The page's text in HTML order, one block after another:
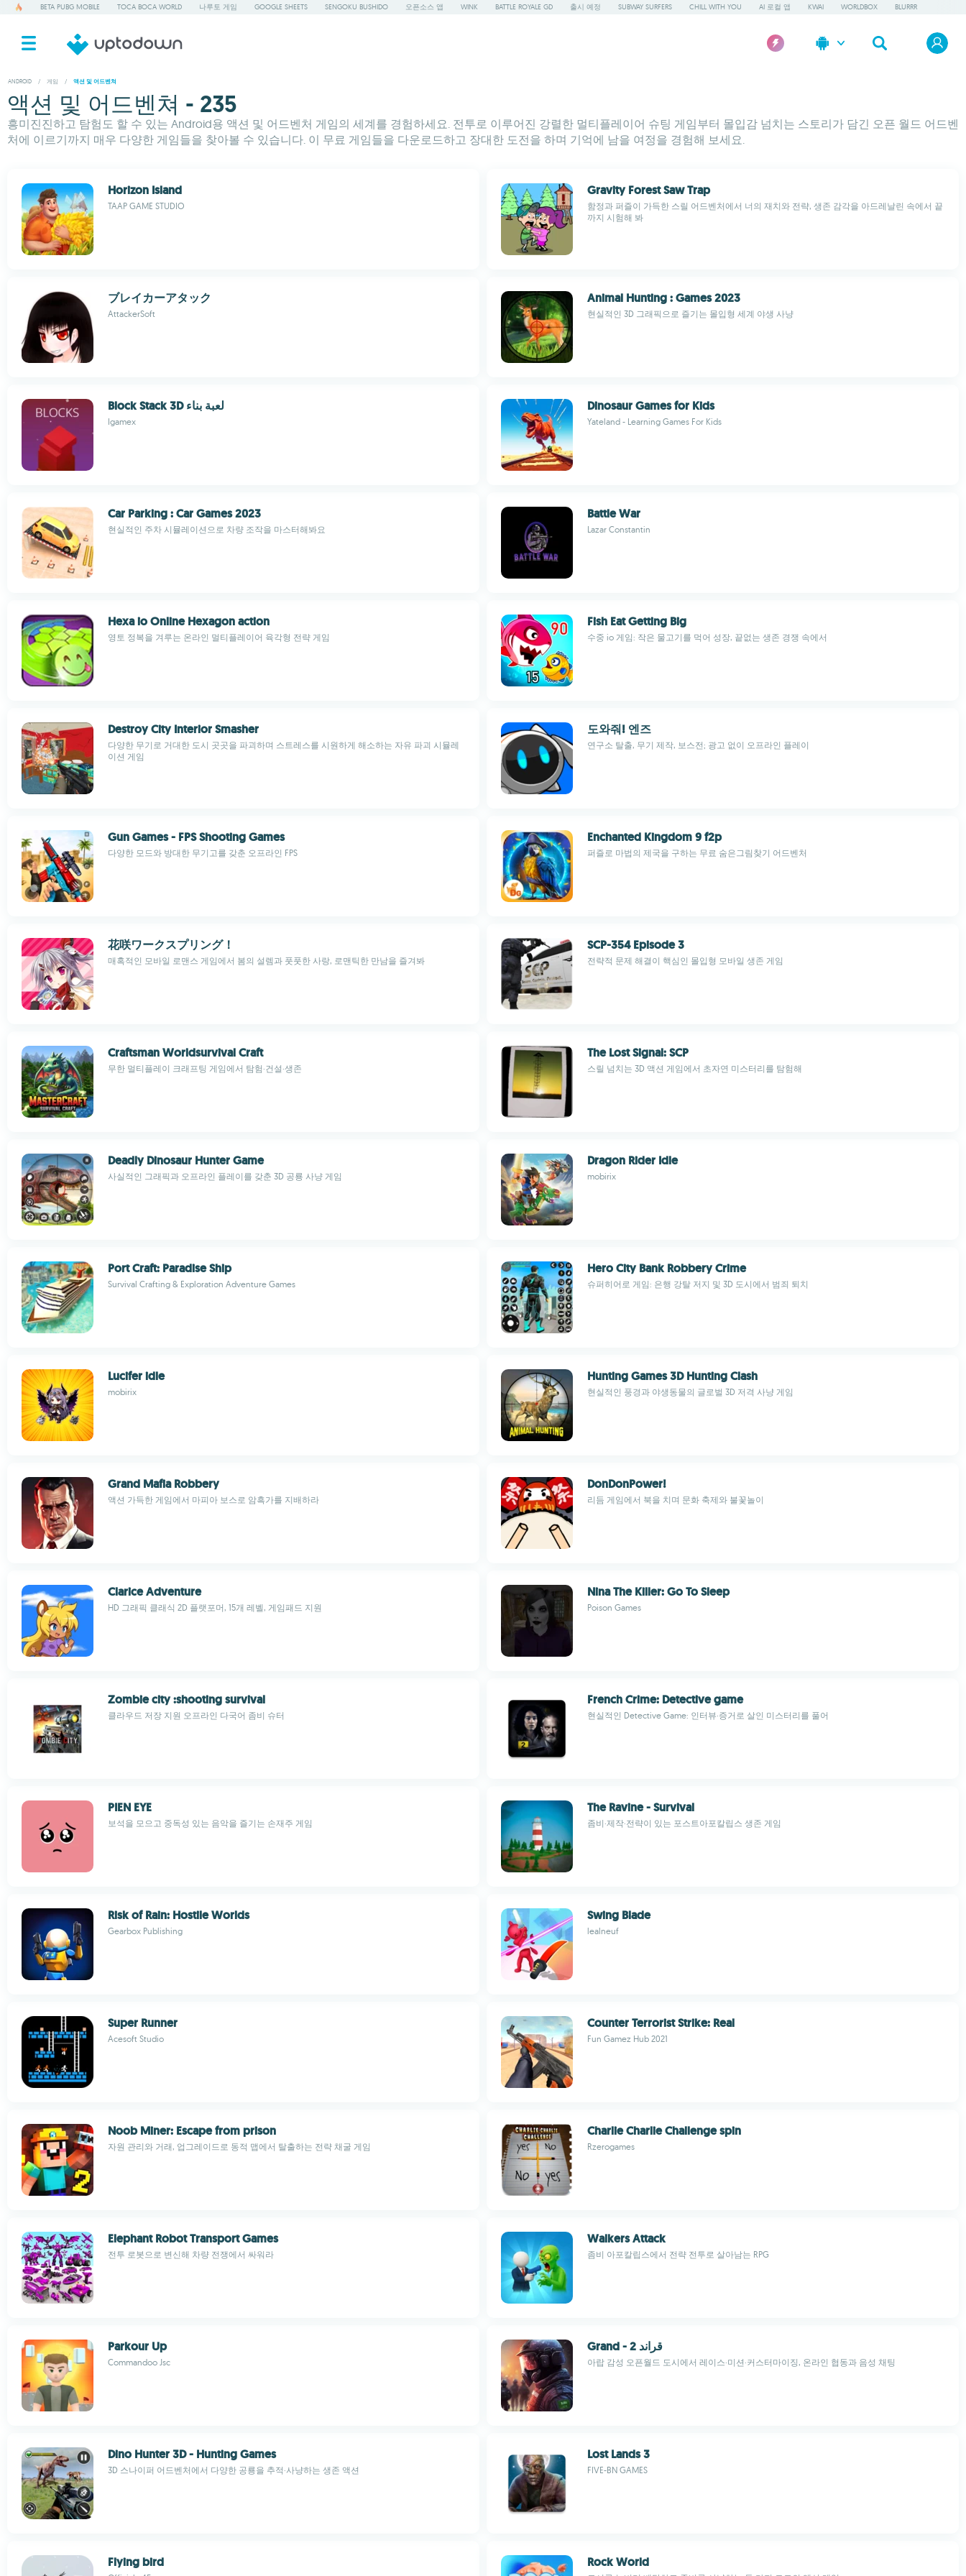
BETA PUBG MOBILE TOCA BOCA WORLD 나루토 게임 GOOGLE SHEETS SENGOKU BUSHIDO 오픈소스 앱 WINK BATTLE ROYALE GD 출시 예정 SUBWAY SURFERS CHILL WITH YOU AI 로컬 앱 KWAI WORLDBOX BLURRR
ANDROID / 게임 / 액션 및 어드벤쳐
액션 및 어드벤쳐 - 235
흥미진진하고 탐험도 할 수 있는 Android용 액션 및 어드벤처 게임의 세계를 경험하세요. 전투로 이루어진 강렬한 멀티플레이어 슈팅 게임부터 몰입감 넘치는 스토리가 담긴 오픈 월드 어드벤
처에 이르기까지 매우 다양한 게임들을 찾아볼 수 있습니다. 이 무료 게임들을 다운로드하고 장대한 도전을 하며 기억에 남을 여정을 경험해 보세요.
Horizon Island
TAAP GAME STUDIO
Gravity Forest Saw Trap
함정과 퍼즐이 가득한 스릴 어드벤처에서 너의 재치와 전략, 생존 감각을 아드레날린 속에서 끝
까지 시험해 봐
ブレイカーアタック
AttackerSoft
Animal Hunting : Games 2023
현실적인 3D 그래픽으로 즐기는 몰입형 세계 야생 사냥
Block Stack 3D لعبة بناء
Igamex
Dinosaur Games for Kids
Yateland - Learning Games For Kids
Car Parking : Car Games 2023
현실적인 주차 시뮬레이션으로 차량 조작을 마스터해봐요
Battle War
Lazar Constantin
Hexa io Online Hexagon action
영토 정복을 겨루는 온라인 멀티플레이어 육각형 전략 게임
Fish Eat Getting Big
수중 io 게임: 작은 물고기를 먹어 성장, 끝없는 생존 경쟁 속에서
Destroy City Interior Smasher
다양한 무기로 거대한 도시 곳곳을 파괴하며 스트레스를 시원하게 해소하는 자유 파괴 시뮬레
이션 게임
도와줘! 엔즈
연구소 탈출, 무기 제작, 보스전; 광고 없이 오프라인 플레이
Gun Games - FPS Shooting Games
다양한 모드와 방대한 무기고를 갖춘 오프라인 FPS
Enchanted Kingdom 9 f2p
퍼즐로 마법의 제국을 구하는 무료 숨은그림찾기 어드벤처
花咲ワークスプリング！
매혹적인 모바일 로맨스 게임에서 봄의 설렘과 풋풋한 사랑, 로맨틱한 만남을 즐겨봐
SCP-354 Episode 3
전략적 문제 해결이 핵심인 몰입형 모바일 생존 게임
Craftsman Worldsurvival Craft
무한 멀티플레이 크래프팅 게임에서 탐험·건설·생존
The Lost Signal: SCP
스릴 넘치는 3D 액션 게임에서 초자연 미스터리를 탐험해
Deadly Dinosaur Hunter Game
사실적인 그래픽과 오프라인 플레이를 갖춘 3D 공룡 사냥 게임
Dragon Rider Idle
mobirix
Port Craft: Paradise Ship
Survival Crafting & Exploration Adventure Games
Hero City Bank Robbery Crime
슈퍼히어로 게임: 은행 강탈 저지 및 3D 도시에서 범죄 퇴치
Lucifer idle
mobirix
Hunting Games 3D Hunting Clash
현실적인 풍경과 야생동물의 글로벌 3D 저격 사냥 게임
Grand Mafia Robbery
액션 가득한 게임에서 마피아 보스로 암흑가를 지배하라
DonDonPower!
리듬 게임에서 북을 치며 문화 축제와 불꽃놀이
Clarice Adventure
HD 그래픽 클래식 2D 플랫포머, 15개 레벨, 게임패드 지원
Nina The Killer: Go To Sleep
Poison Games
Zombie city :shooting survival
클라우드 저장 지원 오프라인 다국어 좀비 슈터
French Crime: Detective game
현실적인 Detective Game: 인터뷰·증거로 살인 미스터리를 풀어
PIEN EYE
보석을 모으고 중독성 있는 음악을 즐기는 손재주 게임
The Ravine - Survival
좀비·제작·전략이 있는 포스트아포칼립스 생존 게임
Risk of Rain: Hostile Worlds
Gearbox Publishing
Swing Blade
lealneuf
Super Runner
Acesoft Studio
Counter Terrorist Strike: Real
Fun Gamez Hub 2021
Noob Miner: Escape from prison
자원 관리와 거래, 업그레이드로 동적 맵에서 탈출하는 전략 채굴 게임
Charlie Charlie Challenge spin
Rzerogames
Elephant Robot Transport Games
전투 로봇으로 변신해 차량 전쟁에서 싸워라
Walkers Attack
좀비 아포칼립스에서 전략 전투로 살아남는 RPG
Parkour Up
Commandoo Jsc
Grand - قراند 2
아랍 감성 오픈월드 도시에서 레이스·미션·커스터마이징, 온라인 협동과 음성 채팅
Dino Hunter 3D - Hunting Games
3D 스나이퍼 어드벤처에서 다양한 공룡을 추적·사냥하는 생존 액션
Lost Lands 3
FIVE-BN GAMES
Flying bird Rock World